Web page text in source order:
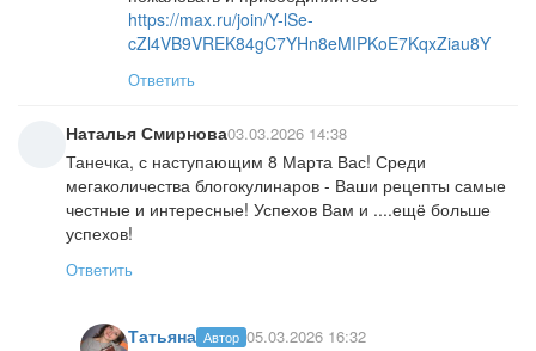
https://max.ru/join/Y-lSe-
cZl4VB9VREK84gC7YHn8eMIPKoE7KqxZiau8Y
Ответить
Наталья Смирнова03.03.2026 14:38
Танечка, с наступающим 8 Марта Вас! Среди
мегаколичества блогокулинаров - Ваши рецепты самые
честные и интересные! Успехов Вам и ....ещё больше
успехов!
Ответить
Татьяна Автор 05.03.2026 16:32